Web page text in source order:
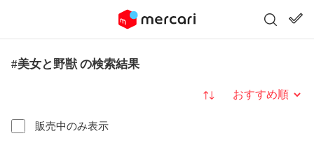
#美女と野獣 の検索結果
販売中のみ表示
並び替え